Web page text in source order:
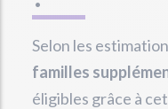
Selon les
familles
éligibles grâce à